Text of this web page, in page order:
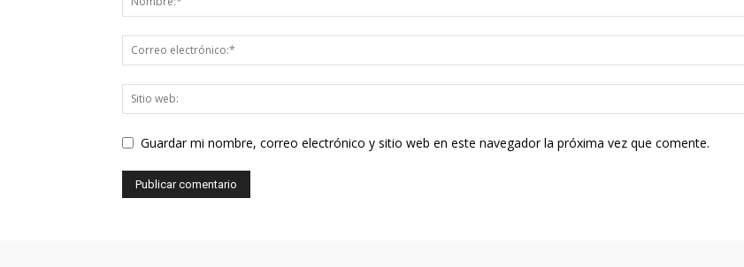
Guardar mi nombre, correo electrónico y sitio web en este navegador la próxima vez que comente.